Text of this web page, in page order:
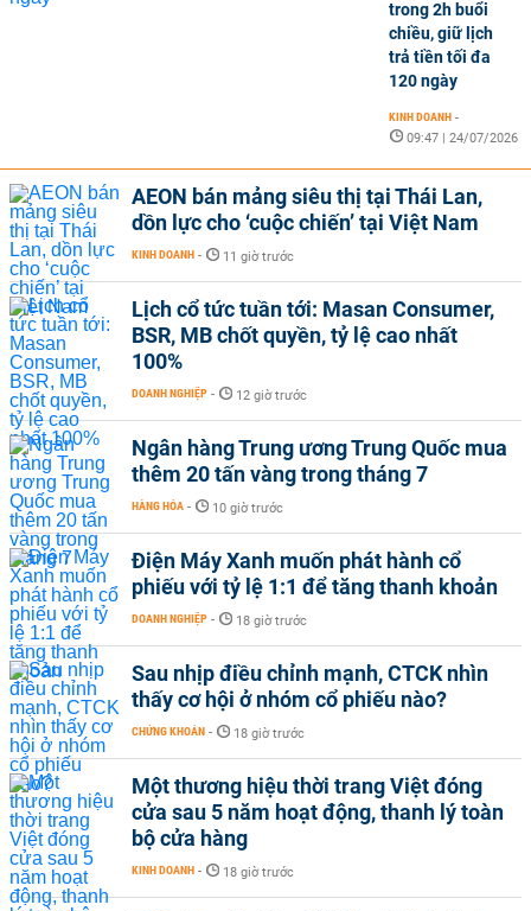
trong 2h buổi
chiều, giữ lịch
trả tiền tối đa
120 ngày
KINH DOANH -
09:47 | 24/07/2026
AEON bán mảng siêu thị tại Thái Lan,
dồn lực cho ‘cuộc chiến’ tại Việt Nam
KINH DOANH - 11 giờ trước
Lịch cổ tức tuần tới: Masan Consumer,
BSR, MB chốt quyền, tỷ lệ cao nhất
100%
DOANH NGHIỆP - 12 giờ trước
Ngân hàng Trung ương Trung Quốc mua
thêm 20 tấn vàng trong tháng 7
HÀNG HÓA - 10 giờ trước
Điện Máy Xanh muốn phát hành cổ
phiếu với tỷ lệ 1:1 để tăng thanh khoản
DOANH NGHIỆP - 18 giờ trước
Sau nhịp điều chỉnh mạnh, CTCK nhìn
thấy cơ hội ở nhóm cổ phiếu nào?
CHỨNG KHOÁN - 18 giờ trước
Một thương hiệu thời trang Việt đóng
cửa sau 5 năm hoạt động, thanh lý toàn
bộ cửa hàng
KINH DOANH - 18 giờ trước